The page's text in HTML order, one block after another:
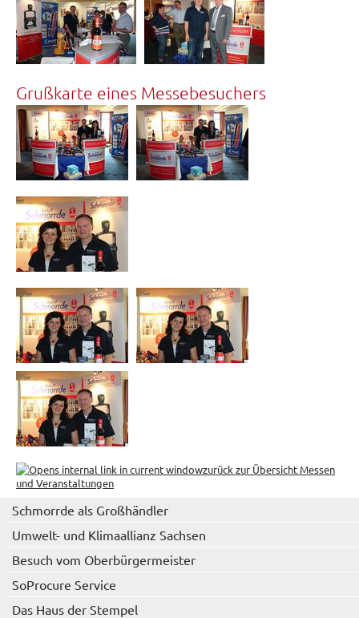
Grußkarte eines Messebesuchers
zurück zur Übersicht Messen
und Veranstaltungen
Schmorrde als Großhändler
Umwelt- und Klimaallianz Sachsen
Besuch vom Oberbürgermeister
SoProcure Service
Das Haus der Stempel